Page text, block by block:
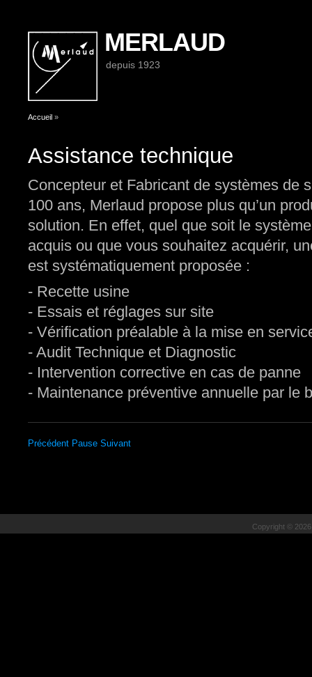
MERLAUD
depuis 1923
Vous êtes ici
Accueil »
Assistance technique
Concepteur et Fabricant de systèmes de
100 ans, Merlaud propose plus qu’un
solution. En effet, quel que soit le
acquis ou que vous souhaitez acquérir,
est systématiquement proposée :
- Recette usine
- Essais et réglages sur site
- Vérification préalable à la mise en
- Audit Technique et Diagnostic
- Intervention corrective en cas de panne
- Maintenance préventive annuelle par le
Précédent Pause Suivant
Copyright ©